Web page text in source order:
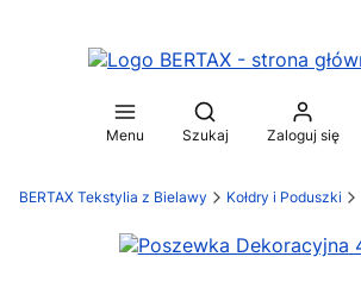
Menu
Otwórz
Szukaj Zaloguj się
BERTAX Tekstylia z Bielawy Kołdry i Poduszki